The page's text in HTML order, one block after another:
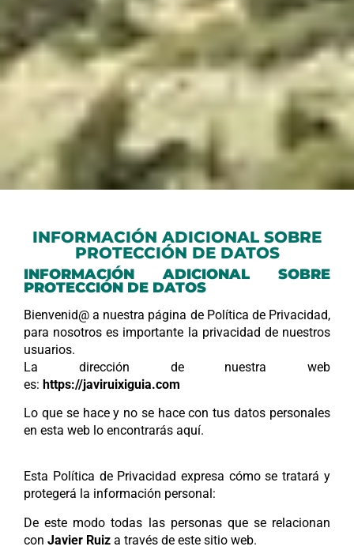
INFORMACIÓN ADICIONAL SOBRE
PROTECCIÓN DE DATOS
INFORMACIÓN ADICIONAL SOBRE
PROTECCIÓN DE DATOS
Bienvenid@ a nuestra página de Política de Privacidad,
para nosotros es importante la privacidad de nuestros
usuarios.
La dirección de nuestra web
es:https://javiruixiguia.com
Lo que se hace y no se hace con tus datos personales
en esta web lo encontrarás aquí.
Esta Política de Privacidad expresa cómo se tratará y
protegerá la información personal:
De este modo todas las personas que se relacionan
conJavier Ruiz a través de este sitio web.